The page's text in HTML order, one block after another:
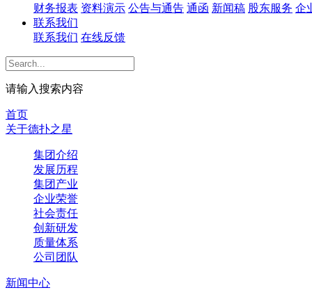
财务报表 资料演示 公告与通告 通函 新闻稿 股东服务 企
联系我们
联系我们 在线反馈
请输入搜索内容
首页
关于德扑之星
集团介绍
发展历程
集团产业
企业荣誉
社会责任
创新研发
质量体系
公司团队
新闻中心